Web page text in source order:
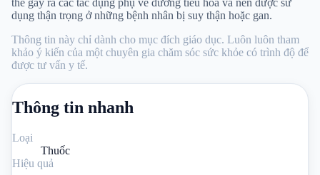
dụng thận trọng ở những bệnh nhân bị suy thận hoặc gan.
Thông tin này chỉ dành cho mục đích giáo dục. Luôn luôn tham
khảo ý kiến ​​​​của một chuyên gia chăm sóc sức khỏe có trình độ để
được tư vấn y tế.
Thông tin nhanh
Loại
Thuốc
Hiệu quả